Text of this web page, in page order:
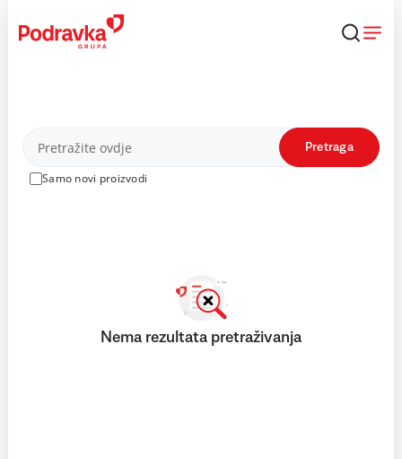
content
Proizvodi
Samo novi proizvodi
Pretraga
Nema rezultata pretraživanja